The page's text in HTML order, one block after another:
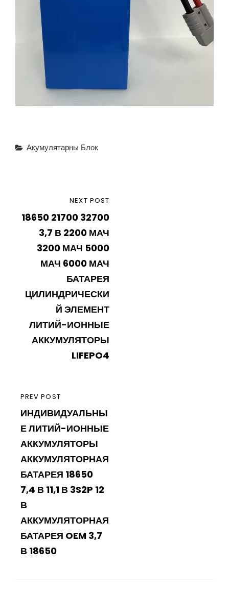
Categories
Акумулятарны Блок
Навігацыя
па
запісах
PREVIOUS
POST
PREV POST
ИНДИВИДУАЛЬНЫ
Е ЛИТИЙ-ИОННЫЕ
АККУМУЛЯТОРЫ
АККУМУЛЯТОРНАЯ
БАТАРЕЯ 18650
7,4 В 11,1 В 3S2P 12
В
АККУМУЛЯТОРНАЯ
БАТАРЕЯ OEM 3,7
В 18650
POST
NEXT POST
18650 21700 32700
3,7 В 2200 МАЧ
3200 МАЧ 5000
МАЧ 6000 МАЧ
БАТАРЕЯ
ЦИЛИНДРИЧЕСКИ
Й ЭЛЕМЕНТ
ЛИТИЙ-ИОННЫЕ
АККУМУЛЯТОРЫ
LIFEPO4